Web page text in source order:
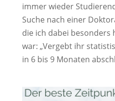
immer wieder
Suche nach einer
die ich dabei besonders
war: „Vergebt ihr
in 6 bis 9 Monaten